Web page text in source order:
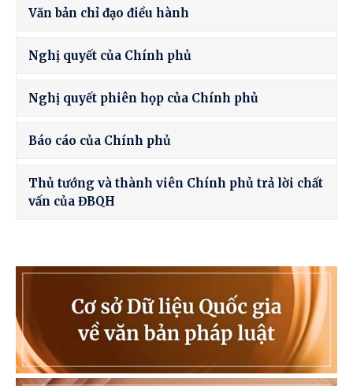
Văn bản chỉ đạo điều hành
Nghị quyết của Chính phủ
Nghị quyết phiên họp của Chính phủ
Báo cáo của Chính phủ
Thủ tướng và thành viên Chính phủ trả lời chất
vấn của ĐBQH